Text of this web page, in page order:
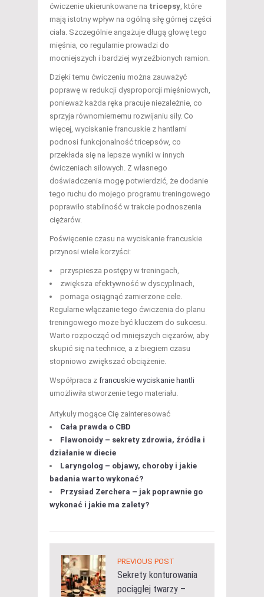
ćwiczenie ukierunkowane na tricepsy, które
mają istotny wpływ na ogólną siłę górnej części
ciała. Szczególnie angażuje długą głowę tego
mięśnia, co regularnie prowadzi do
mocniejszych i bardziej wyrzeźbionych ramion.
Dzięki temu ćwiczeniu można zauważyć
poprawę w redukcji dysproporcji mięśniowych,
ponieważ każda ręka pracuje niezależnie, co
sprzyja równomiernemu rozwijaniu siły. Co
więcej, wyciskanie francuskie z hantlami
podnosi funkcjonalność tricepsów, co
przekłada się na lepsze wyniki w innych
ćwiczeniach siłowych. Z własnego
doświadczenia mogę potwierdzić, że dodanie
tego ruchu do mojego programu treningowego
poprawiło stabilność w trakcie podnoszenia
ciężarów.
Poświęcenie czasu na wyciskanie francuskie
przynosi wiele korzyści:
przyspiesza postępy w treningach,
zwiększa efektywność w dyscyplinach,
pomaga osiągnąć zamierzone cele.
Regularne włączanie tego ćwiczenia do planu
treningowego może być kluczem do sukcesu.
Warto rozpocząć od mniejszych ciężarów, aby
skupić się na technice, a z biegiem czasu
stopniowo zwiększać obciążenie.
Współpraca z francuskie wyciskanie hantli
umożliwiła stworzenie tego materiału.
Artykuły mogące Cię zainteresować
Cała prawda o CBD
Flawonoidy – sekrety zdrowia, źródła i
działanie w diecie
Laryngolog – objawy, choroby i jakie
badania warto wykonać?
Przysiad Zerchera – jak poprawnie go
wykonać i jakie ma zalety?
PREVIOUS POST
Sekrety konturowania
pociągłej twarzy –